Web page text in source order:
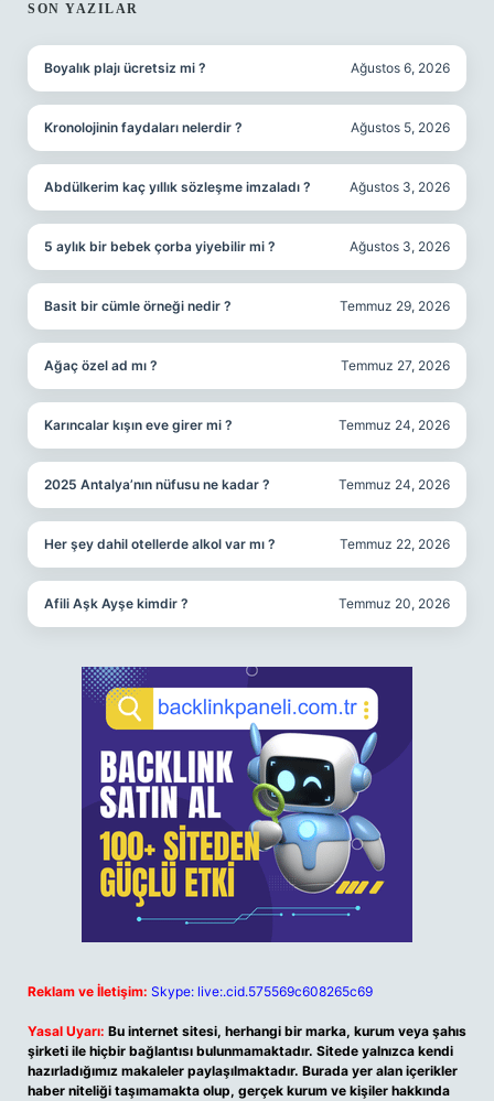
SIDEBAR
SON YAZILAR
Boyalık plajı ücretsiz mi ? Ağustos 6, 2026
Kronolojinin faydaları nelerdir ? Ağustos 5, 2026
Abdülkerim kaç yıllık sözleşme imzaladı ? Ağustos 3, 2026
5 aylık bir bebek çorba yiyebilir mi ? Ağustos 3, 2026
Basit bir cümle örneği nedir ? Temmuz 29, 2026
Ağaç özel ad mı ? Temmuz 27, 2026
Karıncalar kışın eve girer mi ? Temmuz 24, 2026
2025 Antalya’nın nüfusu ne kadar ? Temmuz 24, 2026
Her şey dahil otellerde alkol var mı ? Temmuz 22, 2026
Afili Aşk Ayşe kimdir ? Temmuz 20, 2026
Reklam ve İletişim: Skype: live:.cid.575569c608265c69
Yasal Uyarı: Bu internet sitesi, herhangi bir marka, kurum veya şahıs
şirketi ile hiçbir bağlantısı bulunmamaktadır. Sitede yalnızca kendi
hazırladığımız makaleler paylaşılmaktadır. Burada yer alan içerikler
haber niteliği taşımamakta olup, gerçek kurum ve kişiler hakkında